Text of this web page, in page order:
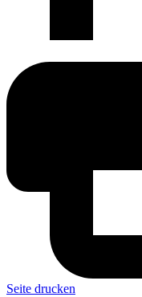
Seite drucken